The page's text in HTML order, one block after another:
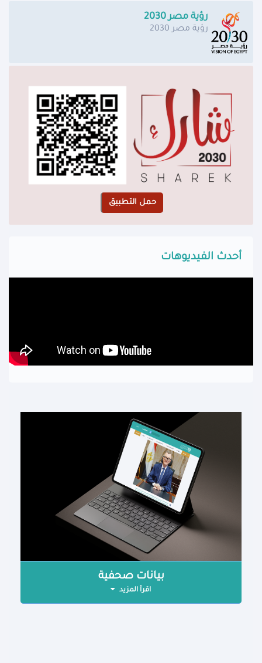
رؤية مصر 2030
رؤية مصر 2030
أحدث الفيديوهات
بيانات صحفية
اقرأ المزيد